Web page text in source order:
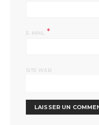
E-MAIL *
SITE WEB